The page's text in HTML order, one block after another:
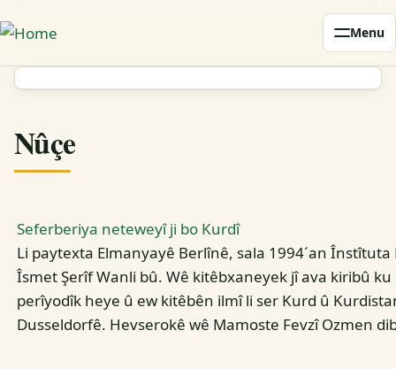
to
content
Menu
Nûçe
Seferberiya neteweyî ji bo Kurdî
Li paytexta Elmanyayê Berlînê, sala 1994´an
Îsmet Şerîf Wanli bû. Wê kitêbxaneyek jî ava kiribû
perîyodîk heye û ew kitêbên ilmî li ser Kurd û
Dusseldorfê. Hevserokê wê Mamoste Fevzî Ozmen